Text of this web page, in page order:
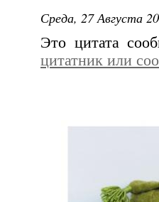
Среда, 27 Августа
Это цитата
цитатник или